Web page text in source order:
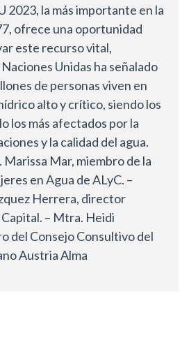
2023, la más importante en la
ofrece una oportunidad
este recurso vital,
Unidas ha señalado
de personas viven en
alto y crítico, siendo los
los más afectados por la
y la calidad del agua.
Mar, miembro de la
en Agua de ALyC. –
Herrera, director
– Mtra. Heidi
del Consejo Consultivo del
Austria Alma